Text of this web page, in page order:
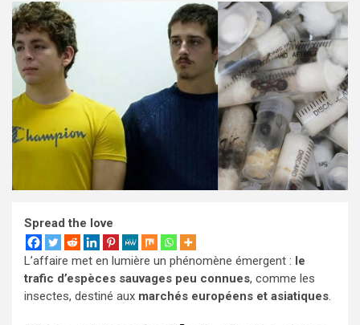
Spread the love
L’affaire met en lumière un phénomène émergent : le
trafic d’espèces sauvages peu connues, comme les
insectes, destiné aux marchés européens et asiatiques.